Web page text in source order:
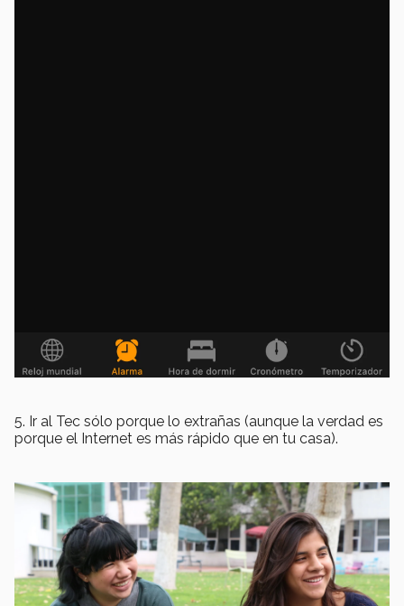
5. Ir al Tec sólo porque lo extrañas (aunque la verdad es
porque el Internet es más rápido que en tu casa).